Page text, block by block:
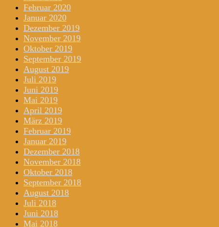
Februar 2020
Januar 2020
Dezember 2019
November 2019
Oktober 2019
September 2019
August 2019
Juli 2019
Juni 2019
Mai 2019
April 2019
März 2019
Februar 2019
Januar 2019
Dezember 2018
November 2018
Oktober 2018
September 2018
August 2018
Juli 2018
Juni 2018
Mai 2018